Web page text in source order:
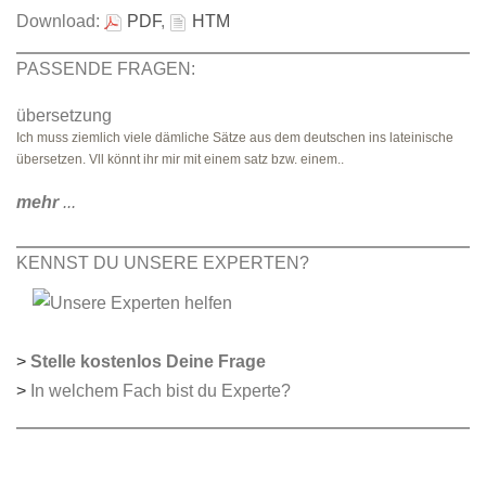
Download: PDF, HTM
PASSENDE FRAGEN:
übersetzung
Ich muss ziemlich viele dämliche Sätze aus dem deutschen ins lateinische
übersetzen. Vll könnt ihr mir mit einem satz bzw. einem..
mehr...
KENNST DU UNSERE EXPERTEN?
> Stelle kostenlos Deine Frage
> In welchem Fach bist du Experte?